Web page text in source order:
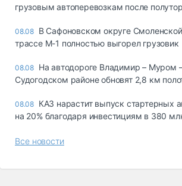
грузовым автоперевозкам после
08.08 В Сафоновском округе
трассе М-1 полностью выгорел грузовик
08.08 На автодороге Владимир – Муром
Судогодском районе обновят 2,8 км
08.08 КАЗ нарастит выпуск стартерных
на 20% благодаря инвестициям в 380
Все новости